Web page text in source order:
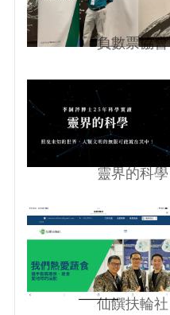
負數票協會
靈界的科學
仙饌扶輪社